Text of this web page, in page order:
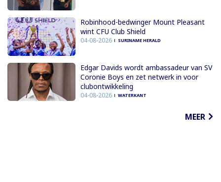
Robinhood-bedwinger Mount Pleasant
wint CFU Club Shield
04-08-2026 SURINAME HERALD
Edgar Davids wordt ambassadeur van SV
Coronie Boys en zet netwerk in voor
clubontwikkeling
04-08-2026 WATERKANT
MEER